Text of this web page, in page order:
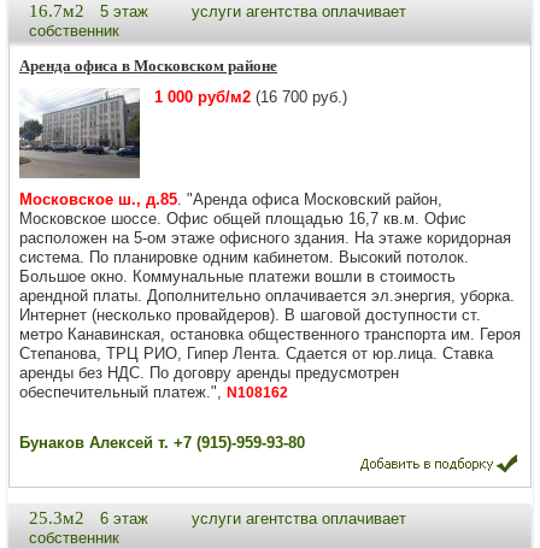
16.7м2 5 этаж
услуги агентства оплачивает
собственник
Аренда офиса в Московском районе
1 000 руб/м2 (16 700 руб.)
Московское ш., д.85. "Аренда офиса Московский район,
Московское шоссе. Офис общей площадью 16,7 кв.м. Офис
расположен на 5-ом этаже офисного здания. На этаже коридорная
система. По планировке одним кабинетом. Высокий потолок.
Большое окно. Коммунальные платежи вошли в стоимость
арендной платы. Дополнительно оплачивается эл.энергия, уборка.
Интернет (несколько провайдеров). В шаговой доступности ст.
метро Канавинская, остановка общественного транспорта им. Героя
Степанова, ТРЦ РИО, Гипер Лента. Сдается от юр.лица. Ставка
аренды без НДС. По договру аренды предусмотрен
обеспечительный платеж.", N108162
Бунаков Алексей т. +7 (915)-959-93-80
25.3м2 6 этаж
услуги агентства оплачивает
собственник